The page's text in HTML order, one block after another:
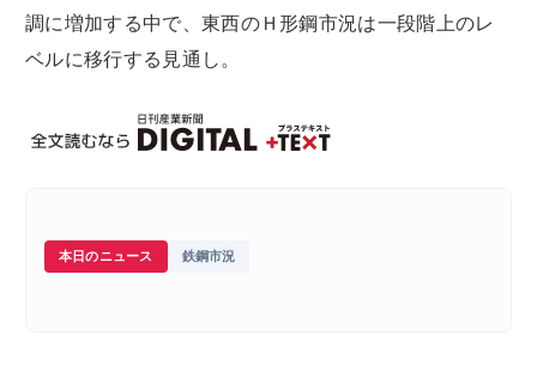
調に増加する中で、東西のＨ形鋼市況は一段階上のレ
ベルに移行する見通し。
本日のニュース 鉄鋼市況